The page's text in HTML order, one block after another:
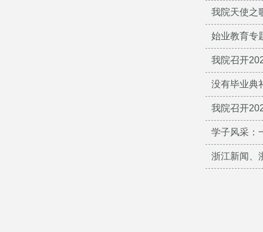
我院天使之
始业教育专
我院召开
没有毕业典
我院召开
学子风采：
浙江新闻、